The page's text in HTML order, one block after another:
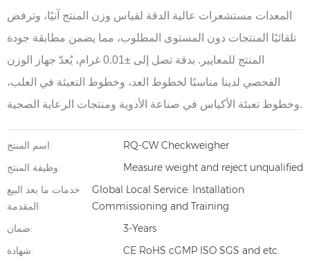
المعدات مستشعرات عالية الدقة لقياس وزن المنتج آنيًا، وترفض
تلقائيًا المنتجات دون المستوى المطلوب، مما يضمن مطابقة جودة
المنتج للمعايير. بدقة تصل إلى ±0.01 غرام، يُعدّ جهاز الوزن
الفحصي لدينا مناسبًا لخطوط العد، وخطوط التعبئة في العلب،
وخطوط تعبئة الأكياس في صناعة الأدوية ومنتجات الرعاية الصحية.
اسم المنتج:
RQ-CW Checkweigher
وظيفة المنتج:
Measure weight and reject unqualified
خدمات ما بعد البيع
المقدمة:
Global Local Service: Installation
Commissioning and Training
ضمان:
3-Years
شهادة:
CE RoHS cGMP ISO SGS and etc.